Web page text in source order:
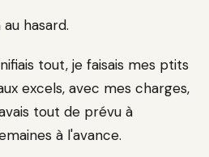
hasard.
tout, je faisais mes ptits
excels, avec mes charges,
tout de prévu à
à l'avance.